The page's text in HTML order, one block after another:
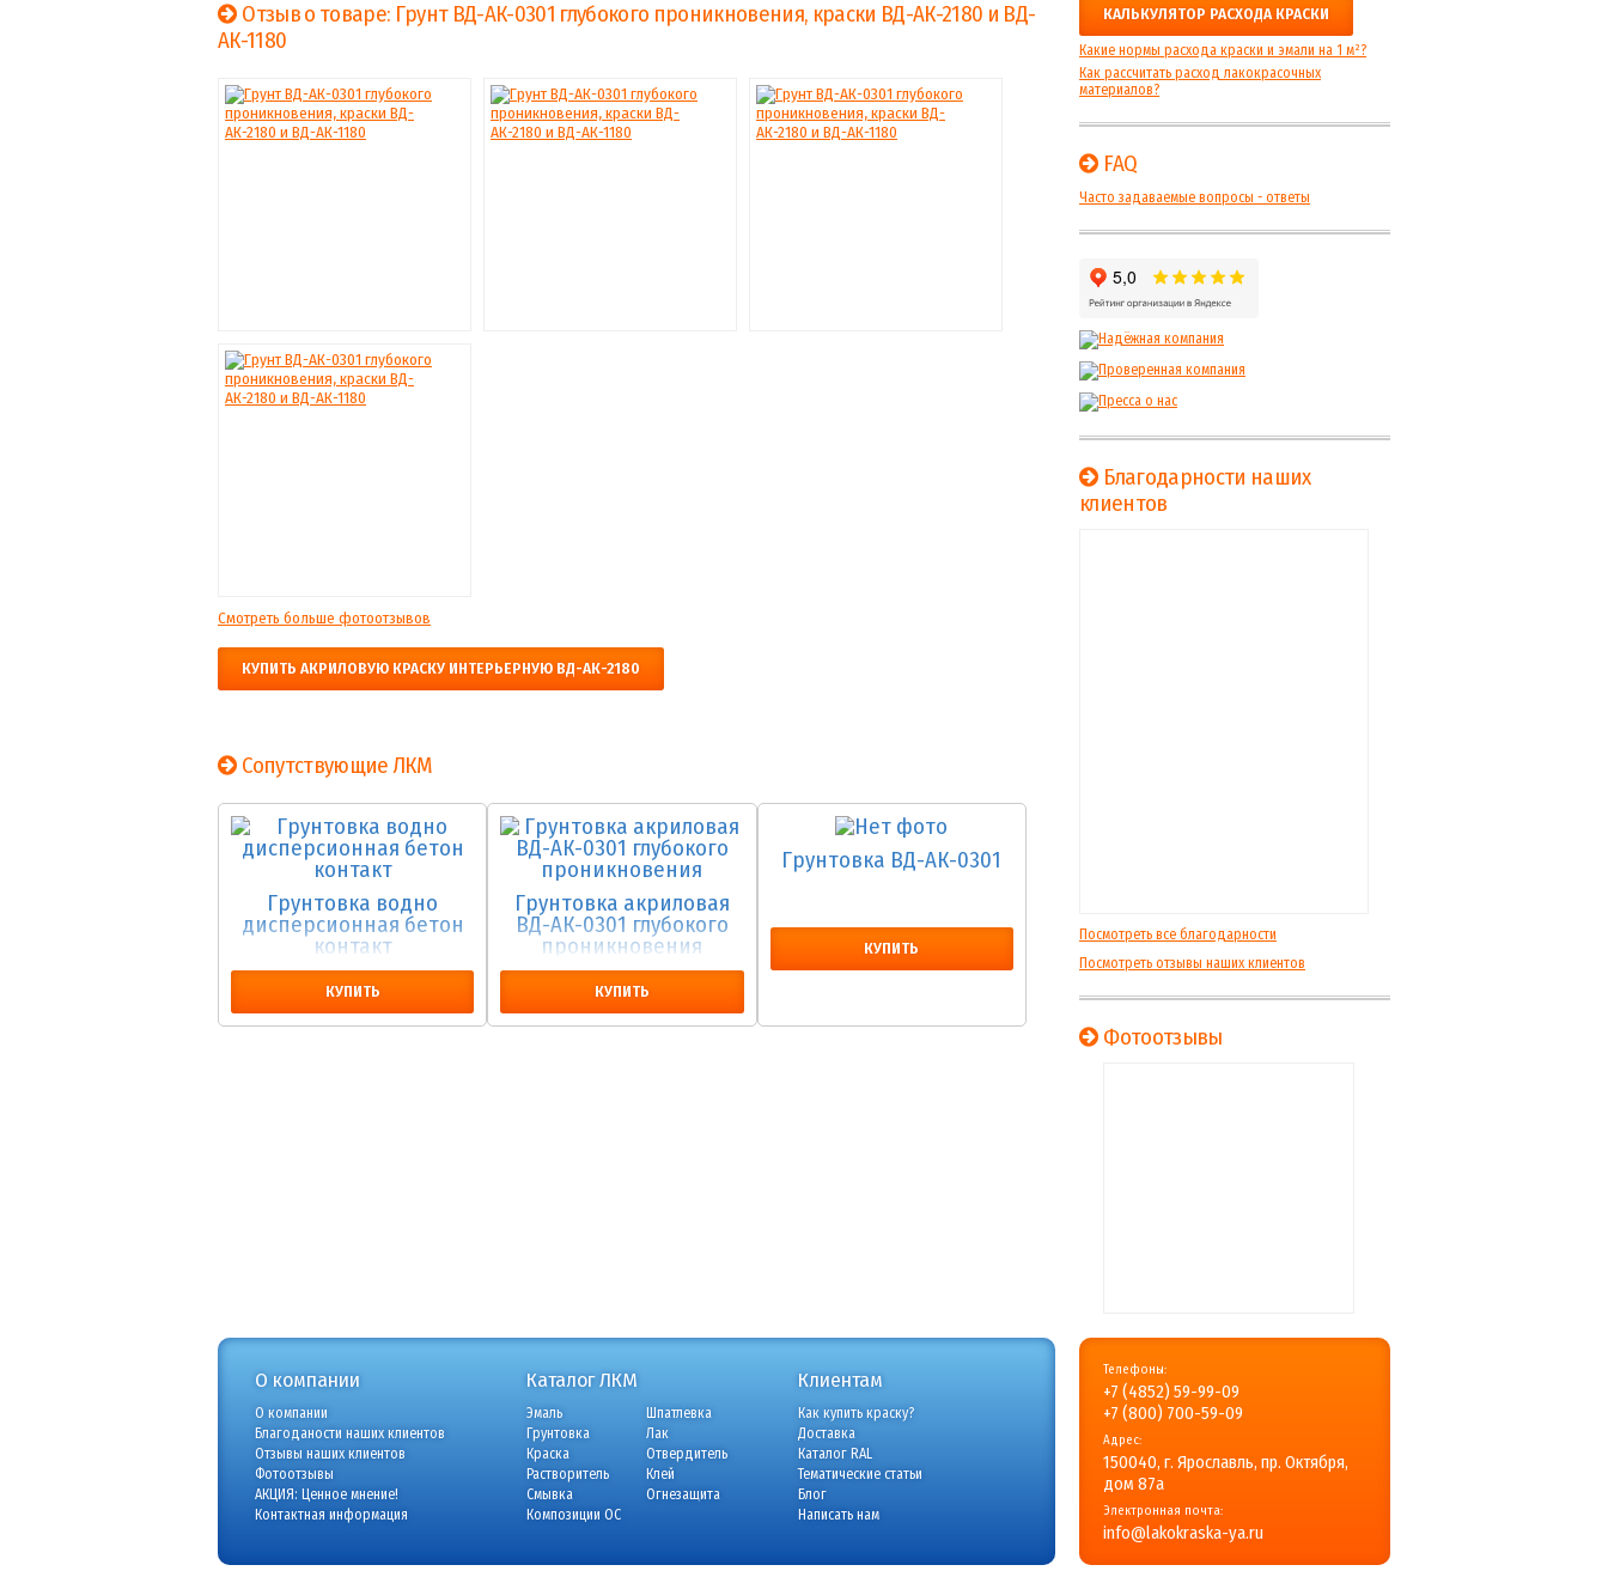
Отзыв о товаре: Грунт ВД-АК-0301 глубокого проникновения, краски ВД-АК-2180 и ВД-
АК-1180
Смотреть больше фотоотзывов
КУПИТЬ АКРИЛОВУЮ КРАСКУ ИНТЕРЬЕРНУЮ ВД-АК-2180
Сопутствующие ЛКМ
Грунтовка водно
дисперсионная бетон
контакт
КУПИТЬ
Грунтовка акриловая
ВД-АК-0301 глубокого
проникновения
КУПИТЬ
Грунтовка ВД-АК-0301
КУПИТЬ
КАЛЬКУЛЯТОР РАСХОДА КРАСКИ
Какие нормы расхода краски и эмали на 1 м²?
Как рассчитать расход лакокрасочных
материалов?
FAQ
Часто задаваемые вопросы - ответы
Благодарности наших
клиентов
Посмотреть все благодарности
Посмотреть отзывы наших клиентов
Фотоотзывы
О компании
О компании
Благоданости наших клиентов
Отзывы наших клиентов
Фотоотзывы
АКЦИЯ: Ценное мнение!
Контактная информация
Каталог ЛКМ
Эмаль
Шпатлевка
Грунтовка
Лак
Краска
Отвердитель
Растворитель
Клей
Смывка
Огнезащита
Композиции ОС
Клиентам
Как купить краску?
Доставка
Каталог RAL
Тематические статьи
Блог
Написать нам
Телефоны:
+7 (4852) 59-99-09
+7 (800) 700-59-09
Адрес:
150040, г. Ярославль, пр. Октября,
дом 87a
Электронная почта:
info@lakokraska-ya.ru